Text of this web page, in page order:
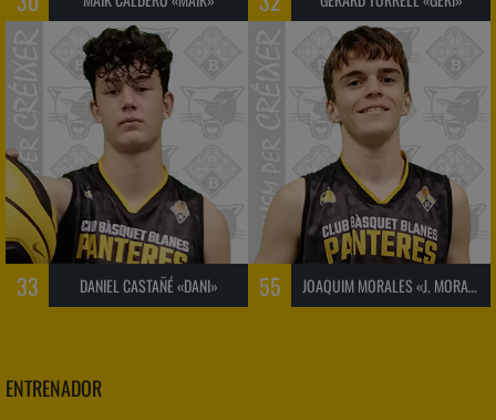
33 DANIEL CASTAÑÉ «DANI» 55 JOAQUIM MORALES «J. MORALES»
ENTRENADOR